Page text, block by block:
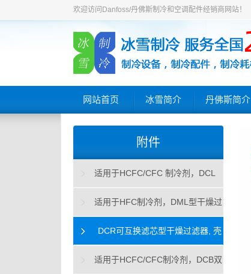
欢迎访问Danfoss/丹佛斯制冷和空调配件经销商网站！
网站首页 冰雪简介 丹佛斯简介
附件
适用于HCFC/CFC 制冷剂，DCL
型干燥过滤器
适用于HFC制冷剂，DML型干燥过
滤器 DCR可互换滤芯型干燥过滤器, 壳
体和滤芯适用于HCFC/CFC制冷剂，DCB双